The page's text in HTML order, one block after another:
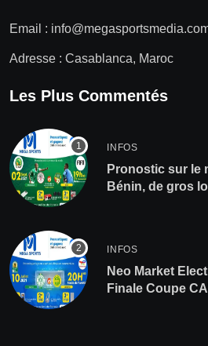
Email :
Adresse : Casablanca, Maroc
Les Plus Commentés
INFOS
Pronostic sur le
Bénin, de gros
INFOS
Neo Market
Finale Coupe